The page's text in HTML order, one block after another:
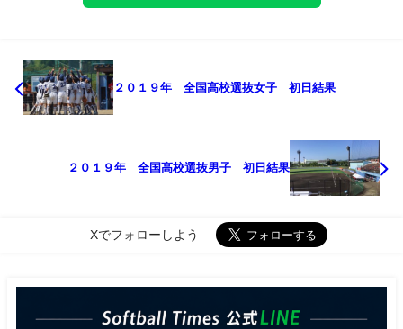
２０１９年 全国高校選抜女子 初日結果
２０１９年 全国高校選抜男子 初日結果
Xでフォローしよう